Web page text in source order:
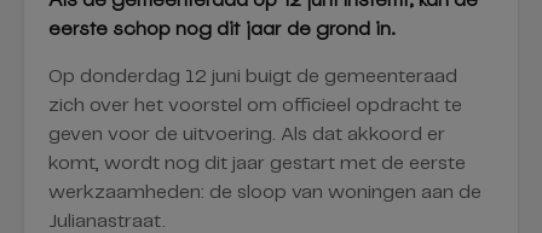
eerste schop nog dit jaar de grond in.
Op donderdag 12 juni buigt de gemeenteraad
zich over het voorstel om officieel opdracht te
geven voor de uitvoering. Als dat akkoord er
komt, wordt nog dit jaar gestart met de eerste
werkzaamheden: de sloop van woningen aan de
Julianastraat.